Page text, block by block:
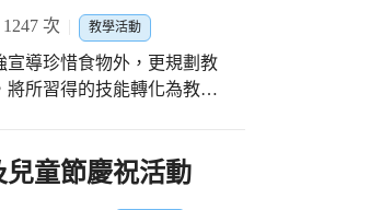
學習效益，所以他們在理
容和時間，並學習為自己
學ㄧ雙四維國小紀念襪，
次 教學活動
宣導珍惜食物外，更規劃教
所習得的技能轉化為教學
育，更顯出其重要性。
童節慶祝活動